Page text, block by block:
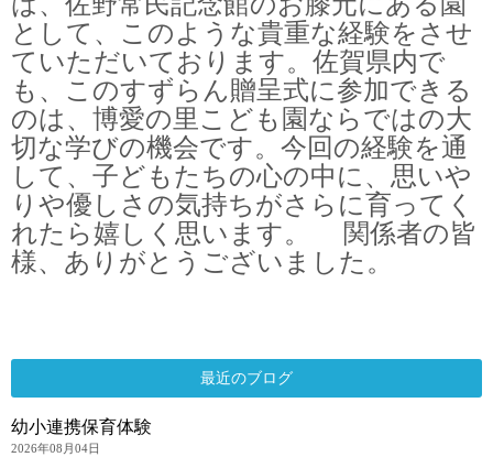
として、このような貴重な経験をさせ
ていただいております。佐賀県内で
も、このすずらん贈呈式に参加できる
のは、博愛の里こども園ならではの大
切な学びの機会です。今回の経験を通
して、子どもたちの心の中に、思いや
りや優しさの気持ちがさらに育ってく
れたら嬉しく思います。 関係者の皆
様、ありがとうございました。
最近のブログ
幼小連携保育体験
2026年08月04日